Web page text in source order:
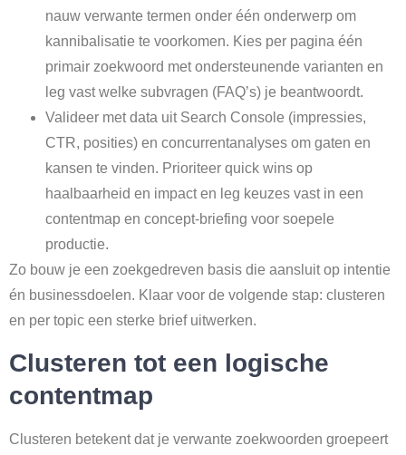
nauw verwante termen onder één onderwerp om
kannibalisatie te voorkomen. Kies per pagina één
primair zoekwoord met ondersteunende varianten en
leg vast welke subvragen (FAQ’s) je beantwoordt.
Valideer met data uit Search Console (impressies,
CTR, posities) en concurrentanalyses om gaten en
kansen te vinden. Prioriteer quick wins op
haalbaarheid en impact en leg keuzes vast in een
contentmap en concept-briefing voor soepele
productie.
Zo bouw je een zoekgedreven basis die aansluit op intentie
én businessdoelen. Klaar voor de volgende stap: clusteren
en per topic een sterke brief uitwerken.
Clusteren tot een logische
contentmap
Clusteren betekent dat je verwante zoekwoorden groepeert